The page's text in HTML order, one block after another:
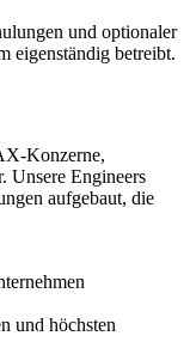
und optionaler
eigenständig betreibt.
Konzerne,
Unsere Engineers
aufgebaut, die
und höchsten